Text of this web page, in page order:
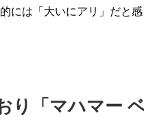
には「大いにアリ」だと
「マハマー